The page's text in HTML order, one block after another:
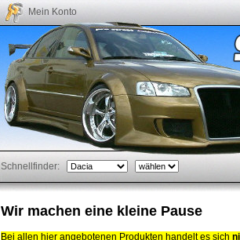
Mein Konto
Schnellfinder:
Wir machen eine kleine Pause
Bei allen hier angebotenen Produkten handelt es sich